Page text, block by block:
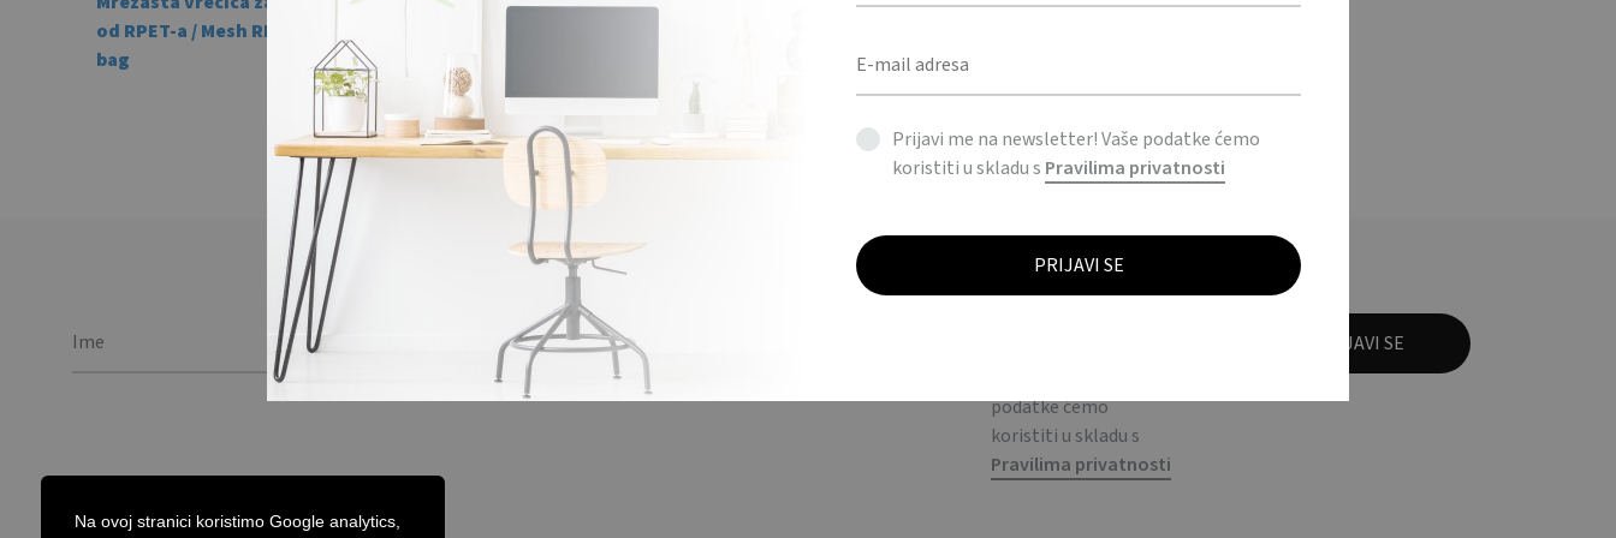
Na ovoj stranici koristimo Google analytics,
od RPET-a / Mesh RPET grocery
bag
podatke ćemo
koristiti u skladu s
Pravilima privatnosti
Prijavi me na newsletter! Vaše podatke ćemo
koristiti u skladu s Pravilima privatnosti